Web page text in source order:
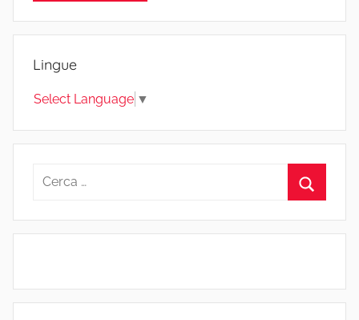
Lingue
Select Language ▼
Ricerca